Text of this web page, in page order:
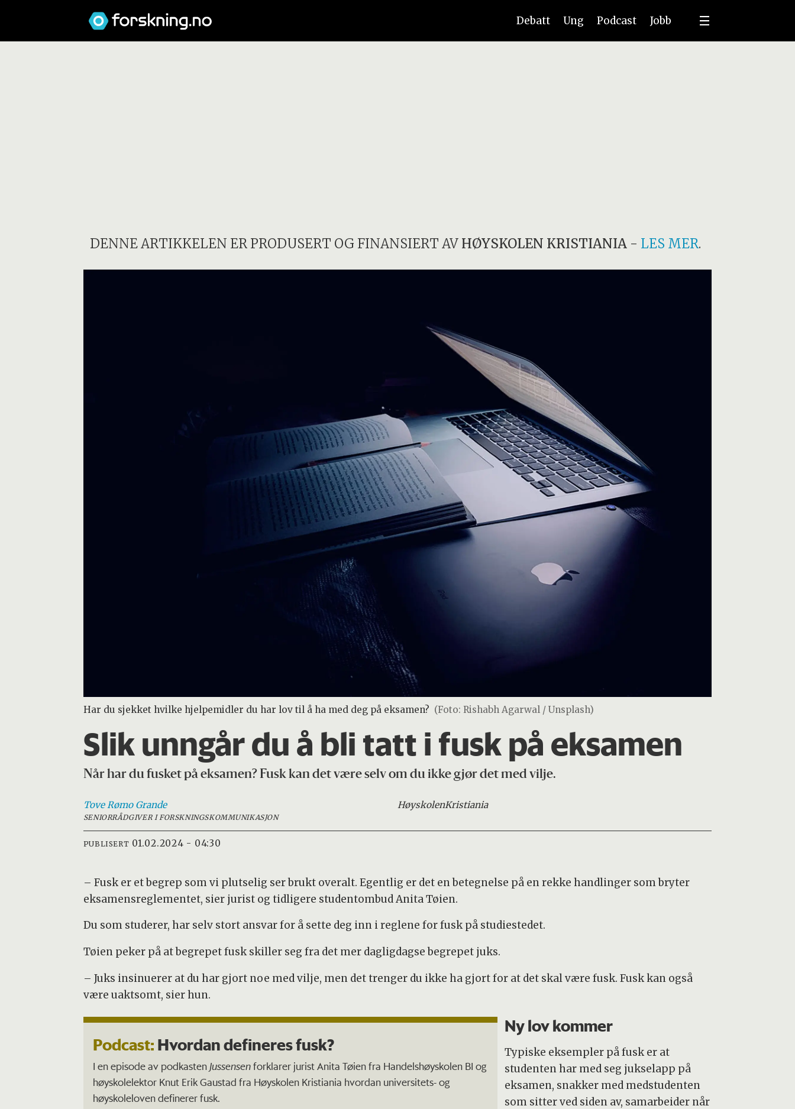
Debatt Ung Podcast Jobb
DENNE ARTIKKELEN ER PRODUSERT OG FINANSIERT AV HØYSKOLEN KRISTIANIA- LES MER.
Har du sjekket hvilke hjelpemidler du har lov til å ha med deg på eksamen? (Foto: Rishabh Agarwal / Unsplash)
Slik unngår du å bli tatt i fusk på eksamen
Når har du fusket på eksamen? Fusk kan det være selv om du ikke gjør det med vilje.
Tove Rømo Grande
SENIORRÅDGIVER I FORSKNINGSKOMMUNIKASJON
HøyskolenKristiania
PUBLISERT 01.02.2024 - 04:30
– Fusk er et begrep som vi plutselig ser brukt overalt. Egentlig er det en betegnelse på en rekke handlinger som bryter
eksamensreglementet, sier jurist og tidligere studentombud Anita Tøien.
Du som studerer, har selv stort ansvar for å sette deg inn i reglene for fusk på studiestedet.
Tøien peker på at begrepet fusk skiller seg fra det mer dagligdagse begrepet juks.
– Juks insinuerer at du har gjort noe med vilje, men det trenger du ikke ha gjort for at det skal være fusk. Fusk kan også
være uaktsomt, sier hun.
Podcast: Hvordan defineres fusk?
I en episode av podkasten Jussensenforklarer jurist Anita Tøien fra Handelshøyskolen BI og
høyskolelektor Knut Erik Gaustad fra Høyskolen Kristiania hvordan universitets- og
høyskoleloven definerer fusk.
Ny lov kommer
Typiske eksempler på fusk er at
studenten har med seg jukselapp på
eksamen, snakker med medstudenten
som sitter ved siden av, samarbeider når